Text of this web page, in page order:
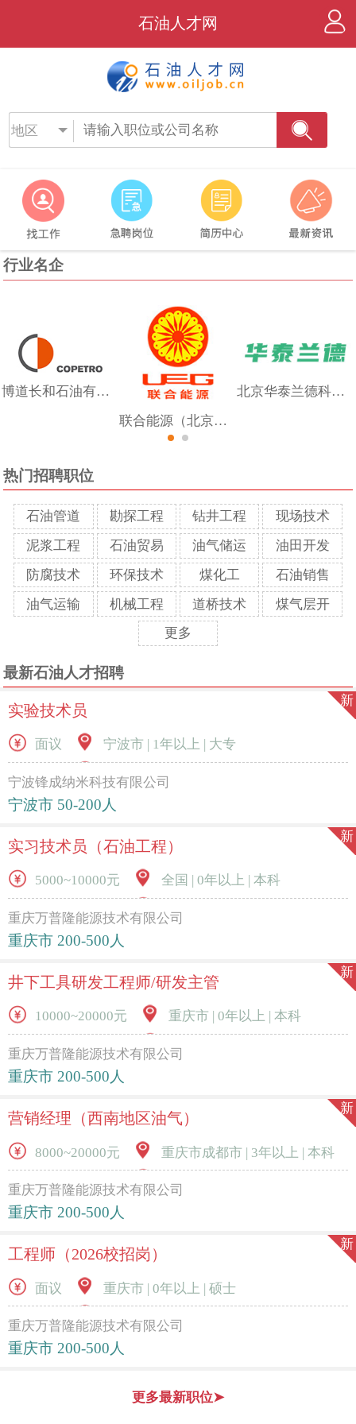
石油人才网
地区
行业名企
博道长和石油有限公司
联合能源（北京）有限公司
北京华泰兰德科技有限公司
热门招聘职位
石油管道 勘探工程 钻井工程
现场技术
泥浆工程
石油贸易 油气储运
油田开发
防腐技术
环保技术 煤化工
石油销售
油气运输
机械工程 道桥技术
煤气层开
更多
最新石油人才招聘
新
实验技术员
面议 宁波市 | 1年以上 | 大专
宁波锋成纳米科技有限公司
宁波市 50-200人
新
实习技术员（石油工程）
5000~10000元 全国 | 0年以上 | 本科
重庆万普隆能源技术有限公司
重庆市 200-500人
新
井下工具研发工程师/研发主管
10000~20000元 重庆市 | 0年以上 | 本科
重庆万普隆能源技术有限公司
重庆市 200-500人
新
营销经理（西南地区油气）
8000~20000元 重庆市成都市 | 3年以上 | 本科
重庆万普隆能源技术有限公司
重庆市 200-500人
新
工程师（2026校招岗）
面议 重庆市 | 0年以上 | 硕士
重庆万普隆能源技术有限公司
重庆市 200-500人
更多最新职位➤